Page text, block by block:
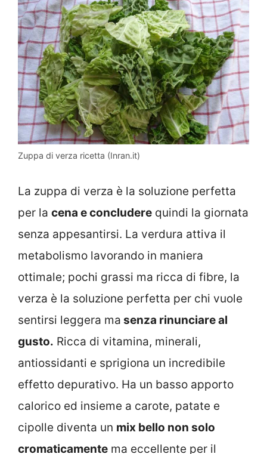
Zuppa di verza ricetta (Inran.it)
La zuppa di verza è la soluzione perfetta
per la cena e concludere quindi la giornata
senza appesantirsi. La verdura attiva il
metabolismo lavorando in maniera
ottimale; pochi grassi ma ricca di fibre, la
verza è la soluzione perfetta per chi vuole
sentirsi leggera ma senza rinunciare al
gusto. Ricca di vitamina, minerali,
antiossidanti e sprigiona un incredibile
effetto depurativo. Ha un basso apporto
calorico ed insieme a carote, patate e
cipolle diventa un mix bello non solo
cromaticamente ma eccellente per il